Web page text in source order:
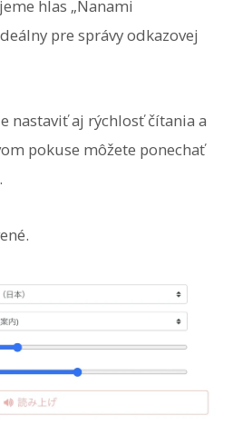
hlas „Nanami
pre správy odkazovej
nastaviť aj rýchlosť čítania a
pokuse môžete ponechať